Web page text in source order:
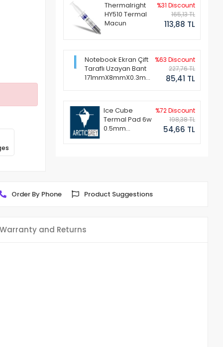
Thermalright
HY510 Termal
Macun
%31 Discount
165,13 TL
113,88 TL
Notebook Ekran Çift
Taraflı Uzayan Bant
171mmX8mmX0.3mm
%63 Discount
227,76 TL
85,41 TL
Ice Cube
Termal Pad 6w
0.5mm
%72 Discount
198,38 TL
54,66 TL
Order By Phone Product Suggestions
Warranty and Returns